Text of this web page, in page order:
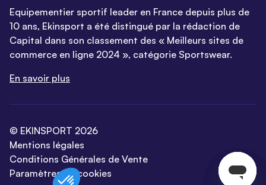
Equipementier sportif leader en France depuis plus de
10 ans, Ekinsport a été distingué par la rédaction de
Capital dans son classement des « Meilleurs sites de
commerce en ligne 2024 », catégorie Sportswear.
En savoir plus
© EKINSPORT 2026
Mentions légales
Conditions Générales de Vente
Paramètres de cookies